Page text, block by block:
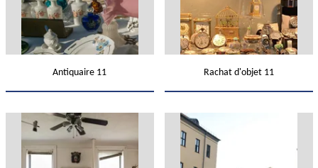
Antiquaire 11 Rachat d'objet 11